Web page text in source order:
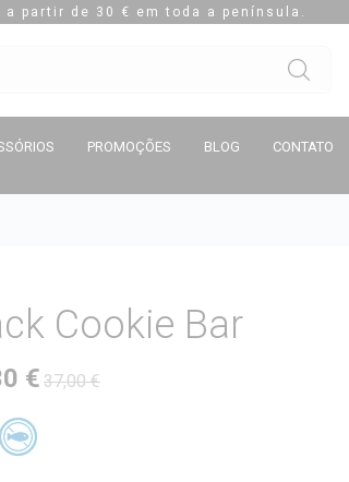
a partir de 30 € em toda a península.
PROMOÇÕES BLOG CONTATO
Cookie Bar
€ 37,00 €